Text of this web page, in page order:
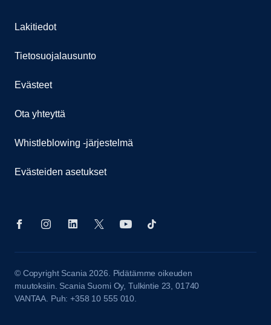
Lakitiedot
Tietosuojalausunto
Evästeet
Ota yhteyttä
Whistleblowing -järjestelmä
Evästeiden asetukset
© Copyright Scania 2026. Pidätämme oikeuden
muutoksiin. Scania Suomi Oy, Tulkintie 23, 01740
VANTAA. Puh: +358 10 555 010.